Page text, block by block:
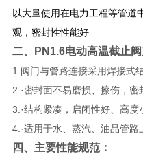
以大量使用在电力工程等管道
观，密封性性能好
二、 PN1.6电动高温截止阀
1.阀门与管路连接采用焊接式结
2.·密封面不易磨损、擦伤，密
3.·结构紧凑，启闭性好、高度
4.·适用于水、蒸汽、油品管
四、主要性能规范：